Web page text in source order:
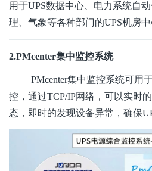
用于UPS数据中心、电力系统自
理、气象等各种部门的UPS机房中
2.PMcenter集中监控系统
PMcenter集中监控系统可用
控，通过TCP/IP网络，可以实时
态，即时的发现设备异常，确保